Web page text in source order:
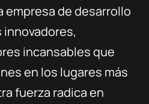
empresa de desarrollo
incansables que
en los lugares más
fuerza radica en